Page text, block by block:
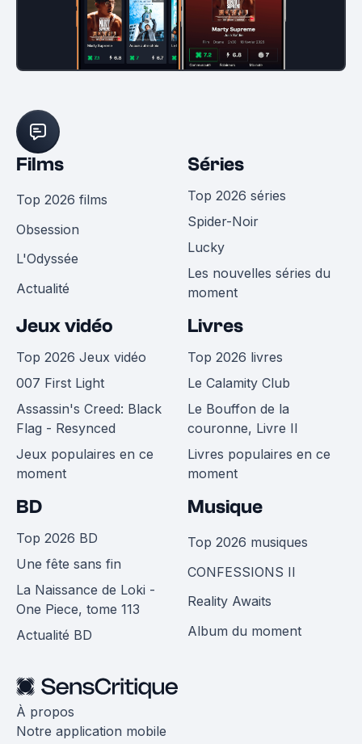
Films
Top 2026 films
Obsession
L'Odyssée
Actualité
Séries
Top 2026 séries
Spider-Noir
Lucky
Les nouvelles séries du
moment
Jeux vidéo
Top 2026 Jeux vidéo
007 First Light
Assassin's Creed: Black
Flag - Resynced
Jeux populaires en ce
moment
Livres
Top 2026 livres
Le Calamity Club
Le Bouffon de la
couronne, Livre II
Livres populaires en ce
moment
BD
Top 2026 BD
Une fête sans fin
La Naissance de Loki -
One Piece, tome 113
Actualité BD
Musique
Top 2026 musiques
CONFESSIONS II
Reality Awaits
Album du moment
À propos
Notre application mobile